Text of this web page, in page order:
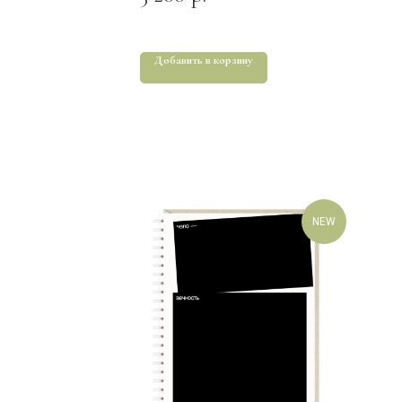
Добавить в корзину
NEW